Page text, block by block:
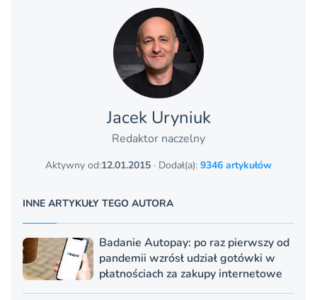
Jacek Uryniuk
Redaktor naczelny
Aktywny od:12.01.2015 · Dodał(a): 9346 artykułów
INNE ARTYKUŁY TEGO AUTORA
Badanie Autopay: po raz pierwszy od
pandemii wzrósł udział gotówki w
płatnościach za zakupy internetowe